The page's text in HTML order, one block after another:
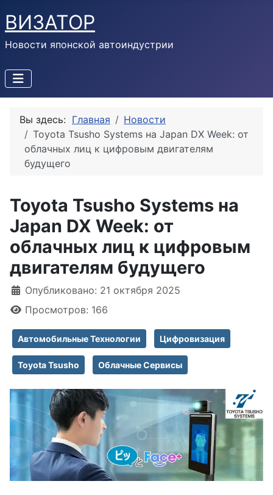
ВИЗАТОР
Новости японской автоиндустрии
Вы здесь: Главная
Новости
Toyota Tsusho Systems на Japan DX Week: от
облачных лиц к цифровым двигателям
будущего
Toyota Tsusho Systems на
Japan DX Week: от
облачных лиц к цифровым
двигателям будущего
Информация о материале
Опубликовано: 21 октября 2025
Просмотров: 166
Автомобильные Технологии Цифровизация
Toyota Tsusho Облачные Сервисы